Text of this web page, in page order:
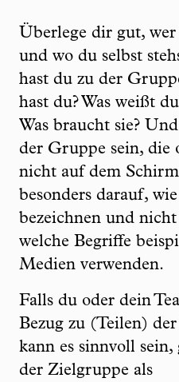
Überlege dir gut,
und wo du selbst
hast du zu der
hast du? Was weißt
Was braucht sie?
der Gruppe sein, die
nicht auf dem
besonders darauf,
bezeichnen und
welche Begriffe
Medien verwenden.
Falls du oder dein
Bezug zu (Teilen)
kann es sinnvoll
der Zielgruppe als